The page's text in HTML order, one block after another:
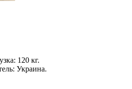
120 кг.
Украина.